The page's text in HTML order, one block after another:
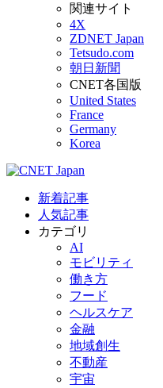
関連サイト
4X
ZDNET Japan
Tetsudo.com
朝日新聞
CNET各国版
United States
France
Germany
Korea
新着記事
人気記事
カテゴリ
AI
モビリティ
働き方
フード
ヘルスケア
金融
地域創生
不動産
宇宙